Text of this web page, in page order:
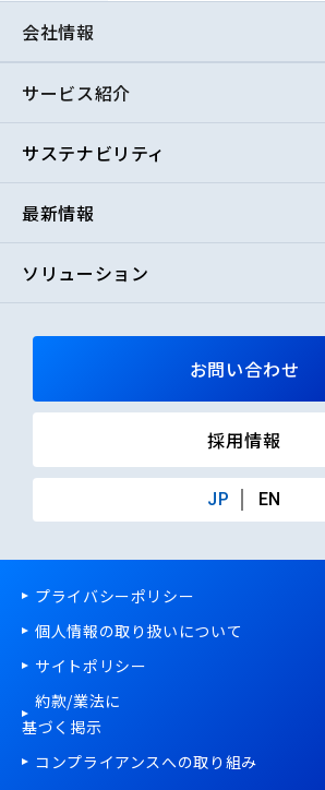
会社情報
サービス紹介
サステナビリティ
最新情報
ソリューション
お問い合わせ
採用情報
JP EN
プライバシーポリシー
個人情報の取り扱いについて
サイトポリシー
約款/業法に
基づく掲示
コンプライアンスへの取り組み